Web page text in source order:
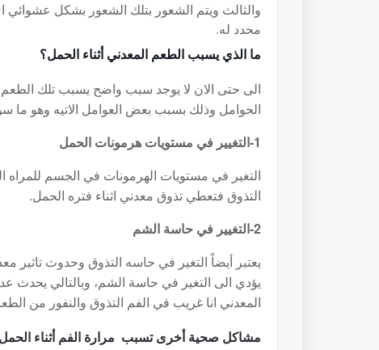
والثالث ويتم الشعور بتلك الشعور بشكل
محدد له.
ما الذي يسبب الطعم المعدني أثناء الحمل؟
الى حتى الان لا يوجد سبب واضح يسبب تلك الطعم
الحوامل وذلك بسبب بعض العوامل الاتيه وهو ما
1-التغيير في مستويات هرمونات الحمل
التغير في مستويات الهرمونات في الجسم للمراه
التذوق فتعطي تذوق معدني اثناء فتره الحمل.
2-التغيير في حاسة الشم
يعتبر أيضاً التغير في حاسه التذوق وحدوث تاثير
يؤدي الى التغير في حاسة الشم، وبالتالي
المعدني انا غريب في الفم التذوق والنفور من
مشاكل صحية أخرى تسبب مرارة الفم أثناء الحمل